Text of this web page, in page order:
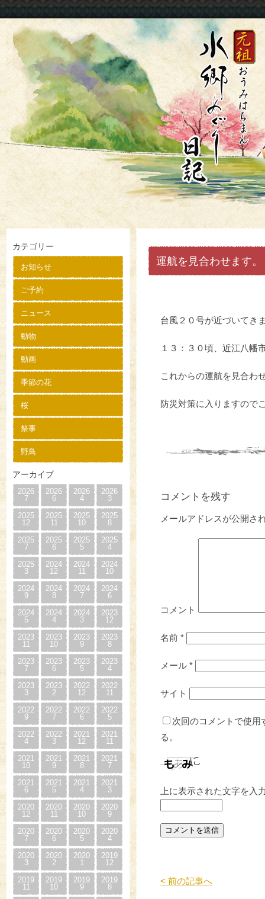
カテゴリー
お知らせ
ご予約
ニュース
動物
動画
季節の花
桜
祭事
野鳥
アーカイブ
2026
7
2026
6
2026
4
2026
3
2025
12
2025
11
2025
10
2025
8
2025
7
2025
6
2025
5
2025
4
2025
3
2024
12
2024
11
2024
10
2024
9
2024
8
2024
7
2024
6
2024
5
2024
4
2024
3
2023
12
2023
11
2023
10
2023
9
2023
8
2023
7
2023
6
2023
5
2023
4
2023
3
2023
2
2022
12
2022
11
2022
9
2022
7
2022
6
2022
5
2022
4
2022
3
2021
12
2021
11
2021
10
2021
9
2021
8
2021
7
2021
6
2021
5
2021
4
2021
3
2020
12
2020
11
2020
10
2020
9
2020
7
2020
6
2020
5
2020
4
2020
3
2020
2
2020
1
2019
12
2019
11
2019
10
2019
9
2019
8
運航を見合わせます。
台風２０号が近づいてき
１３：３０頃、近江八幡
これからの運航を見合わ
防災対策に入りますので
コメントを残す
メールアドレスが公開さ
コメント
名前 *
メール *
サイト
次回のコメントで使用
る。
上に表示された文字を入
< 前の記事へ